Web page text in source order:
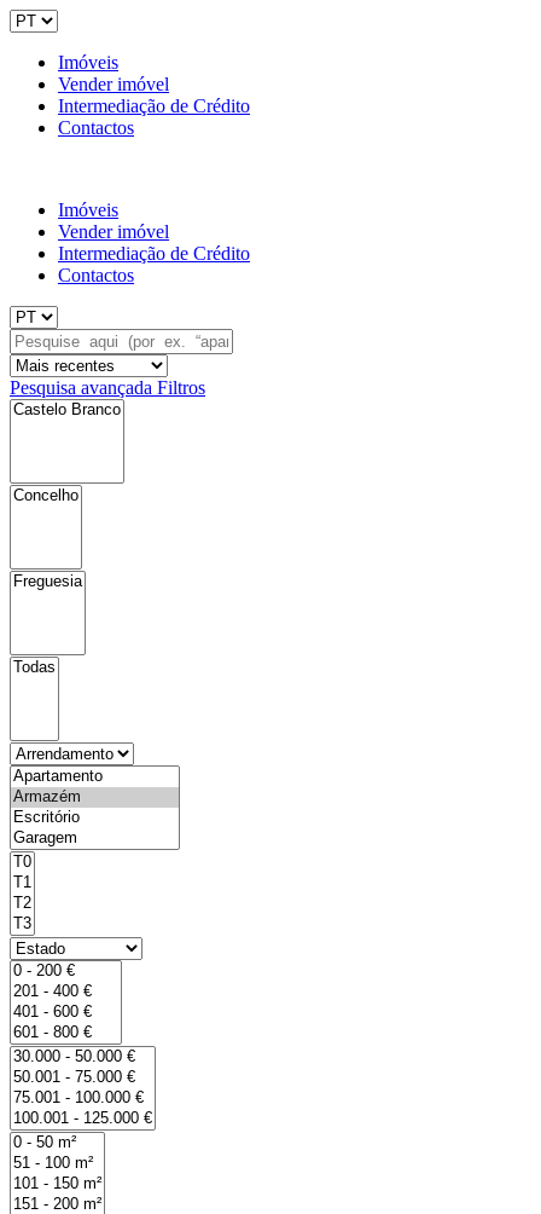
Imóveis
Vender imóvel
Intermediação de Crédito
Contactos
Imóveis
Vender imóvel
Intermediação de Crédito
Contactos
Pesquisa avançada Filtros